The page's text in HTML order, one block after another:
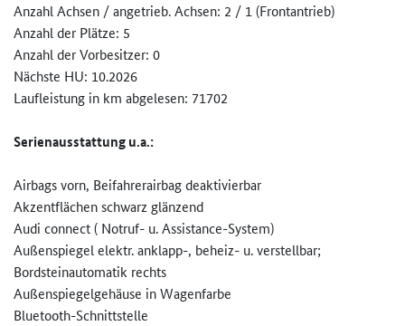
Anzahl Achsen / angetrieb. Achsen: 2 / 1 (Frontantrieb)
Anzahl der Plätze: 5
Anzahl der Vorbesitzer: 0
Nächste HU: 10.2026
Laufleistung in km abgelesen: 71702
Serienausstattung u.a.:
Airbags vorn, Beifahrerairbag deaktivierbar
Akzentflächen schwarz glänzend
Audi connect ( Notruf- u. Assistance-System)
Außenspiegel elektr. anklapp-, beheiz- u. verstellbar;
Bordsteinautomatik rechts
Außenspiegelgehäuse in Wagenfarbe
Bluetooth-Schnittstelle